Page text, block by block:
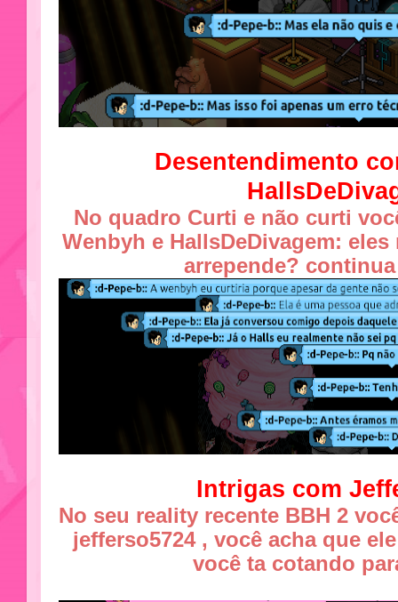
Desentendimento
No quadro Curti e não curti
Wenbyh e HallsDeDivagem:
arrepende?
Intrigas com
No seu reality recente BBH 2
jefferso5724 , você acha que
você ta cotando